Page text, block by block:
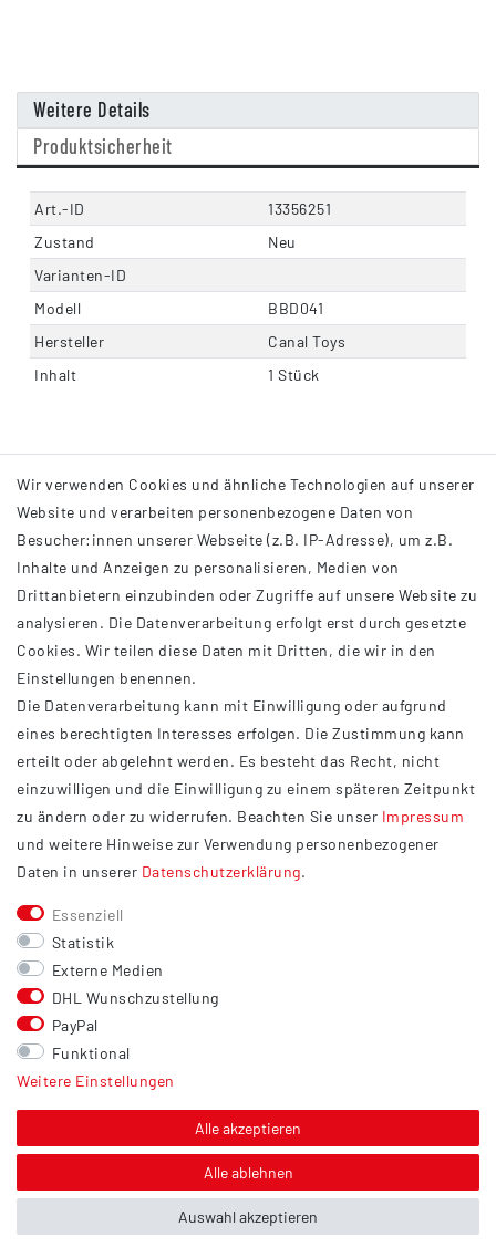
Weitere Details
Produktsicherheit
Art.-ID
13356251
Zustand
Neu
Varianten-ID
Modell
BBD041
Hersteller
Canal Toys
Inhalt
1 Stück
INFORMATIONEN
AGB
Impressum
Datenschutzerklärung
Widerrufsrecht
Barrierefreiheit
Service
Kontakt
Versand
Zahlung
Vertrag widerrufen
Sonstiges
Hinweis zur Entsorgung von Altbatterien & Altöl
Über uns
Wir verwenden Cookies und ähnliche Technologien auf unserer
Website und verarbeiten personenbezogene Daten von
Besucher:innen unserer Webseite (z.B. IP-Adresse), um z.B.
Inhalte und Anzeigen zu personalisieren, Medien von
Drittanbietern einzubinden oder Zugriffe auf unsere Website zu
analysieren. Die Datenverarbeitung erfolgt erst durch gesetzte
Cookies. Wir teilen diese Daten mit Dritten, die wir in den
Einstellungen benennen.
Die Datenverarbeitung kann mit Einwilligung oder aufgrund
eines berechtigten Interesses erfolgen. Die Zustimmung kann
erteilt oder abgelehnt werden. Es besteht das Recht, nicht
einzuwilligen und die Einwilligung zu einem späteren Zeitpunkt
zu ändern oder zu widerrufen. Beachten Sie unser Impressum
und weitere Hinweise zur Verwendung personenbezogener
Daten in unserer Daten­schutz­erklärung.
Essenziell
Statistik
Externe Medien
DHL Wunschzustellung
PayPal
Funktional
Weitere Einstellungen
Alle akzeptieren
Alle ablehnen
Auswahl akzeptieren